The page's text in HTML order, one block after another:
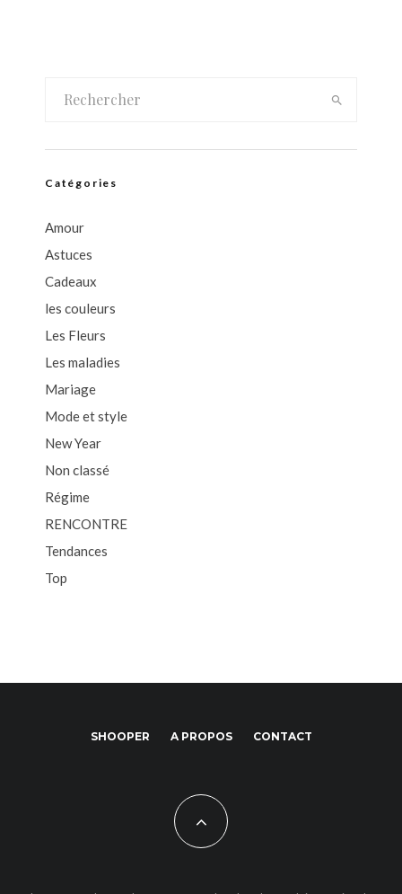
Catégories
Amour
Astuces
Cadeaux
les couleurs
Les Fleurs
Les maladies
Mariage
Mode et style
New Year
Non classé
Régime
RENCONTRE
Tendances
Top
SHOOPER A PROPOS CONTACT